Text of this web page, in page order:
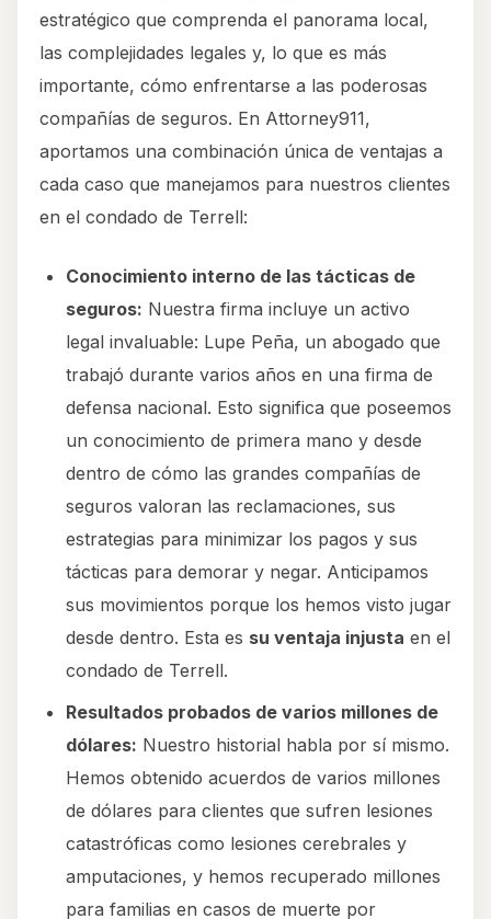
estratégico que comprenda el panorama local,
las complejidades legales y, lo que es más
importante, cómo enfrentarse a las poderosas
compañías de seguros. En Attorney911,
aportamos una combinación única de ventajas a
cada caso que manejamos para nuestros clientes
en el condado de Terrell:
Conocimiento interno de las tácticas de
seguros: Nuestra firma incluye un activo
legal invaluable: Lupe Peña, un abogado que
trabajó durante varios años en una firma de
defensa nacional. Esto significa que poseemos
un conocimiento de primera mano y desde
dentro de cómo las grandes compañías de
seguros valoran las reclamaciones, sus
estrategias para minimizar los pagos y sus
tácticas para demorar y negar. Anticipamos
sus movimientos porque los hemos visto jugar
desde dentro. Esta es su ventaja injusta en el
condado de Terrell.
Resultados probados de varios millones de
dólares: Nuestro historial habla por sí mismo.
Hemos obtenido acuerdos de varios millones
de dólares para clientes que sufren lesiones
catastróficas como lesiones cerebrales y
amputaciones, y hemos recuperado millones
para familias en casos de muerte por